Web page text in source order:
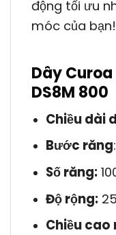
động tối ưu
móc của bạn!
Dây Curoa
DS8M 800
Chiều dài
Bước răng
Số răng:
Độ rộng:
Chiều cao